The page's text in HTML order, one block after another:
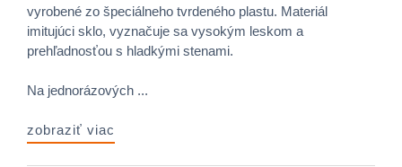
vyrobené zo špeciálneho tvrdeného plastu. Materiál
imitujúci sklo, vyznačuje sa vysokým leskom a
prehľadnosťou s hladkými stenami.
Na jednorázových ...
zobraziť viac